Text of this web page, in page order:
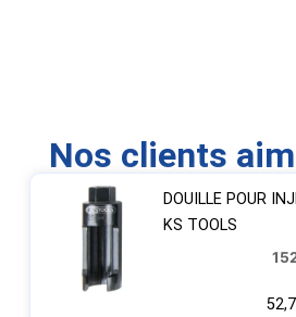
Nos clients
DOUILLE POUR
KS TOOLS